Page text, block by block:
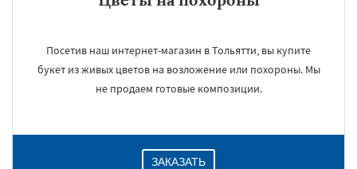
Посетив наш интернет-магазин в Тольятти, вы купите
букет из живых цветов на возложение или похороны. Мы
не продаем готовые композиции.
ЗАКАЗАТЬ